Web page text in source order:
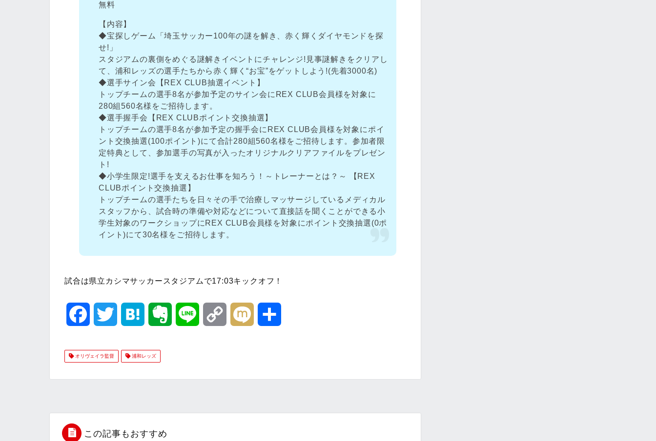
無料
【内容】
◆宝探しゲーム「埼玉サッカー100年の謎を解き、赤く輝くダイヤモンドを探
せ!」
スタジアムの裏側をめぐる謎解きイベントにチャレンジ!見事謎解きをクリアし
て、浦和レッズの選手たちから赤く輝く“お宝”をゲットしよう!(先着3000名)
◆選手サイン会【REX CLUB抽選イベント】
トップチームの選手8名が参加予定のサイン会にREX CLUB会員様を対象に
280組560名様をご招待します。
◆選手握手会【REX CLUBポイント交換抽選】
トップチームの選手8名が参加予定の握手会にREX CLUB会員様を対象にポイ
ント交換抽選(100ポイント)にて合計280組560名様をご招待します。参加者限
定特典として、参加選手の写真が入ったオリジナルクリアファイルをプレゼン
ト!
◆小学生限定!選手を支えるお仕事を知ろう！～トレーナーとは？～ 【REX
CLUBポイント交換抽選】
トップチームの選手たちを日々その手で治療しマッサージしているメディカル
スタッフから、試合時の準備や対応などについて直接話を聞くことができる小
学生対象のワークショップにREX CLUB会員様を対象にポイント交換抽選(0ポ
イント)にて30名様をご招待します。
試合は県立カシマサッカースタジアムで17:03キックオフ！
c
o
i
e
t
a
オリヴェイラ監督 浦和レッズ
この記事もおすすめ